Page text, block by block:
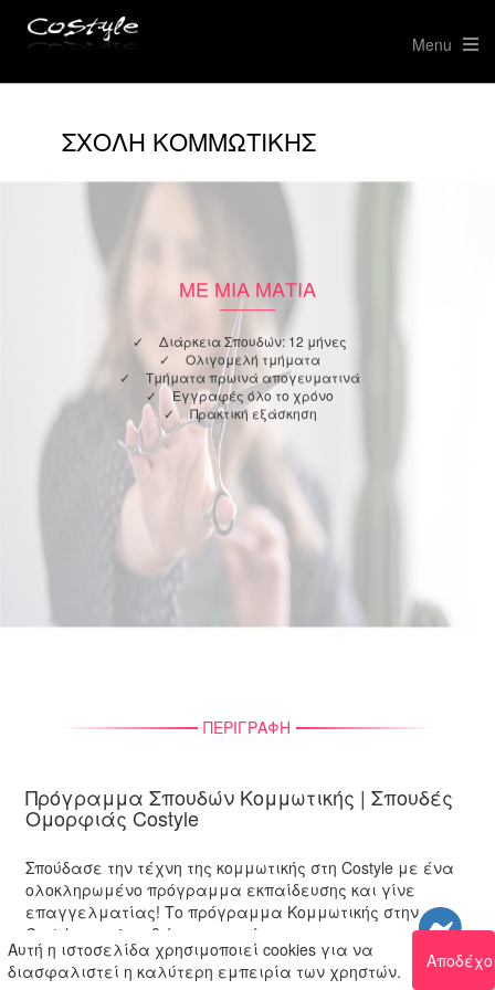
Menu
Αυτή η ιστοσελίδα χρησιμοποιεί cookies για να
διασφαλιστεί η καλύτερη εμπειρία των χρηστών.
ΣΧΟΛΗ ΚΟΜΜΩΤΙΚΗΣ
ΜΕ ΜΙΑ ΜΑΤΙΑ
Διάρκεια Σπουδών: 12 μήνες
Ολιγομελή τμήματα
Τμήματα πρωινά απογευματινά
Εγγραφές όλο το χρόνο
Πρακτική εξάσκηση
ΠΕΡΙΓΡΑΦΗ
Πρόγραμμα Σπουδών Κομμωτικής | Σπουδές
Ομορφιάς Costyle
Σπούδασε την τέχνη της κομμωτικής στη Costyle με ένα
ολοκληρωμένο πρόγραμμα εκπαίδευσης και γίνε
επαγγελματίας! Το πρόγραμμα Κομμωτικής στην
Costyle περιλαμβάνει τις γνώσεις και την πρακτική
εξάσκηση που έχει ανάγκη ένα σύγχρονο κομμωτήριο
και οι σπουδαστές έχουν την ευκαιρία για μία